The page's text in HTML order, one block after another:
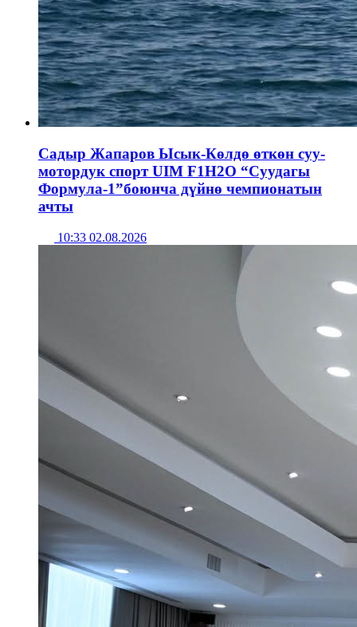
Садыр Жапаров Ысык-Көлдө өткөн суу-
мотордук спорт UIM F1H2O “Суудагы
Формула-1”боюнча дүйнө чемпионатын
ачты
10:33 02.08.2026